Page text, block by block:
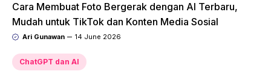
Cara Membuat Foto Bergerak dengan AI Terbaru,
Mudah untuk TikTok dan Konten Media Sosial
Ari Gunawan 14 June 2026
ChatGPT dan AI